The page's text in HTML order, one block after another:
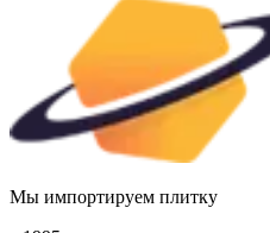
Мы импортируем плитку